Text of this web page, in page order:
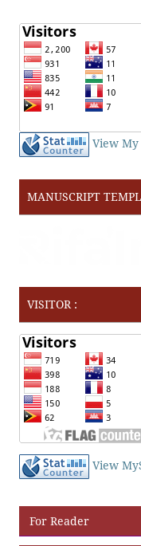
View My
MANUSCRIPT
VISITOR :
View
For Reader